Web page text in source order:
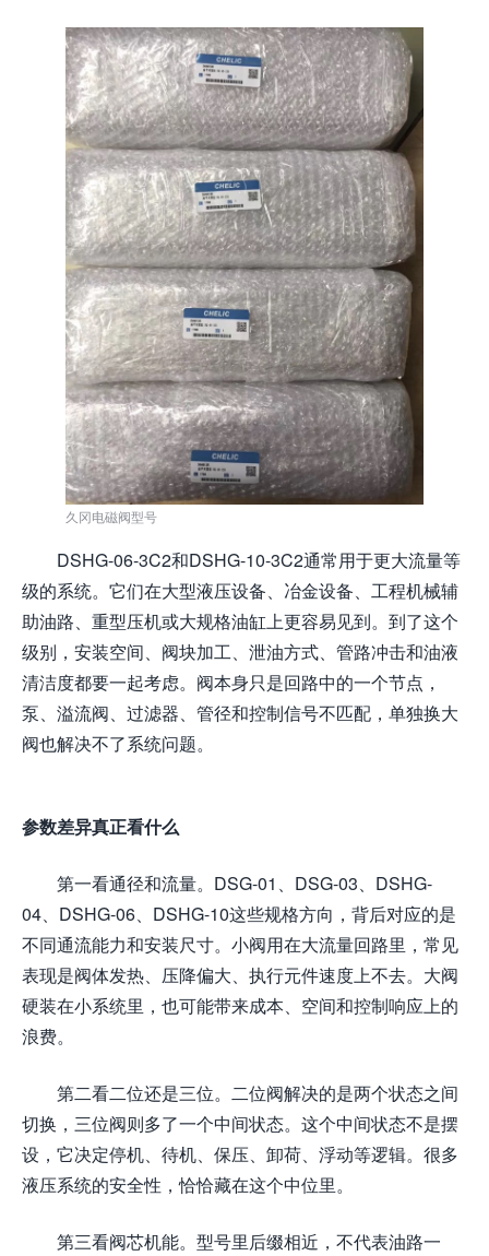
久冈电磁阀型号
DSHG-06-3C2和DSHG-10-3C2通常用于更大流量等
级的系统。它们在大型液压设备、冶金设备、工程机械辅
助油路、重型压机或大规格油缸上更容易见到。到了这个
级别，安装空间、阀块加工、泄油方式、管路冲击和油液
清洁度都要一起考虑。阀本身只是回路中的一个节点，
泵、溢流阀、过滤器、管径和控制信号不匹配，单独换大
阀也解决不了系统问题。
参数差异真正看什么
第一看通径和流量。DSG-01、DSG-03、DSHG-
04、DSHG-06、DSHG-10这些规格方向，背后对应的是
不同通流能力和安装尺寸。小阀用在大流量回路里，常见
表现是阀体发热、压降偏大、执行元件速度上不去。大阀
硬装在小系统里，也可能带来成本、空间和控制响应上的
浪费。
第二看二位还是三位。二位阀解决的是两个状态之间
切换，三位阀则多了一个中间状态。这个中间状态不是摆
设，它决定停机、待机、保压、卸荷、浮动等逻辑。很多
液压系统的安全性，恰恰藏在这个中位里。
第三看阀芯机能。型号里后缀相近，不代表油路一